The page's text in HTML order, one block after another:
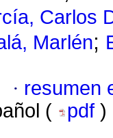
Carlos
Marlén;
· resumen
(
pdf )